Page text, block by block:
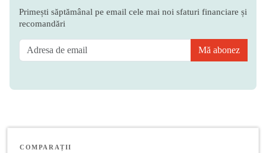
Primești săptămânal pe email cele mai noi sfaturi financiare și
recomandări
Mă abonez
COMPARAȚII